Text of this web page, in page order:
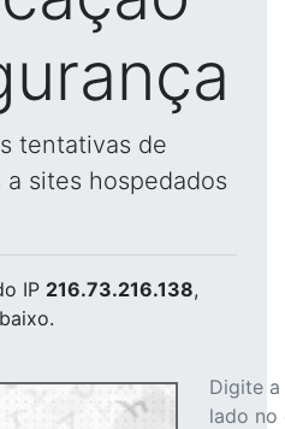
tentativas de
sites hospedados
IP 216.73.216.138,
Digite
lado no